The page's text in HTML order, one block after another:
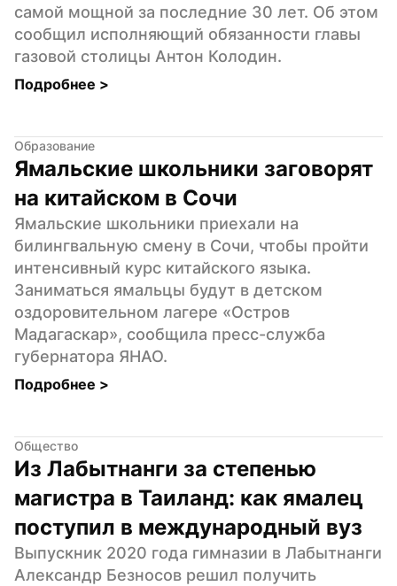
самой мощной за последние 30 лет. Об этом
сообщил исполняющий обязанности главы
газовой столицы Антон Колодин.
Подробнее >
Образование
Ямальские школьники заговорят
на китайском в Сочи
Ямальские школьники приехали на
билингвальную смену в Сочи, чтобы пройти
интенсивный курс китайского языка.
Заниматься ямальцы будут в детском
оздоровительном лагере «Остров
Мадагаскар», сообщила пресс-служба
губернатора ЯНАО.
Подробнее >
Общество
Из Лабытнанги за степенью
магистра в Таиланд: как ямалец
поступил в международный вуз
Выпускник 2020 года гимназии в Лабытнанги
Александр Безносов решил получить